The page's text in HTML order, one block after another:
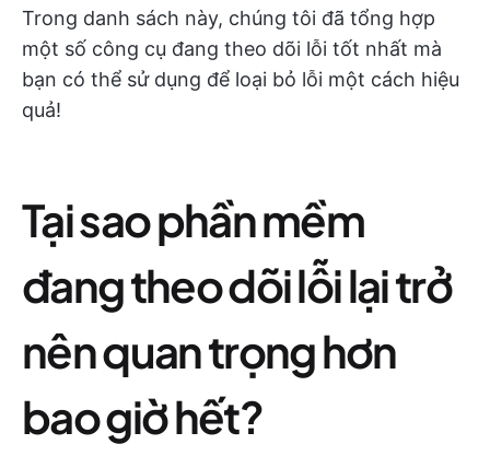
Trong danh sách này, chúng tôi đã tổng hợp
một số công cụ đang theo dõi lỗi tốt nhất mà
bạn có thể sử dụng để loại bỏ lỗi một cách hiệu
quả!
Tại sao phần mềm
đang theo dõi lỗi lại trở
nên quan trọng hơn
bao giờ hết?